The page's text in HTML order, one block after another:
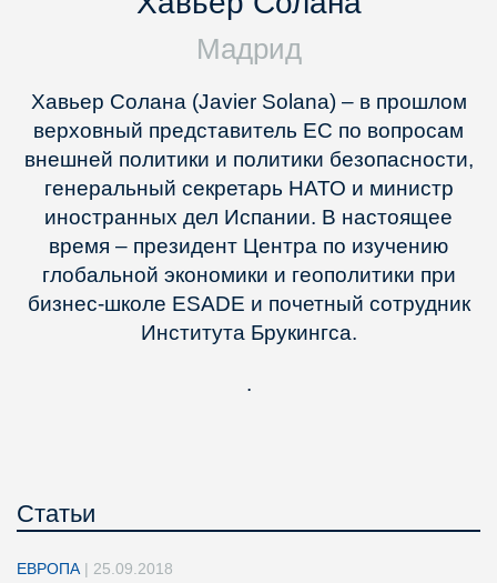
Мадрид
Хавьер Солана (Javier Solana) – в прошлом
верховный представитель ЕС по вопросам
внешней политики и политики безопасности,
генеральный секретарь НАТО и министр
иностранных дел Испании. В настоящее
время – президент Центра по изучению
глобальной экономики и геополитики при
бизнес-школе ESADE и почетный сотрудник
Института Брукингса.
.
Статьи
ЕВРОПА | 25.09.2018